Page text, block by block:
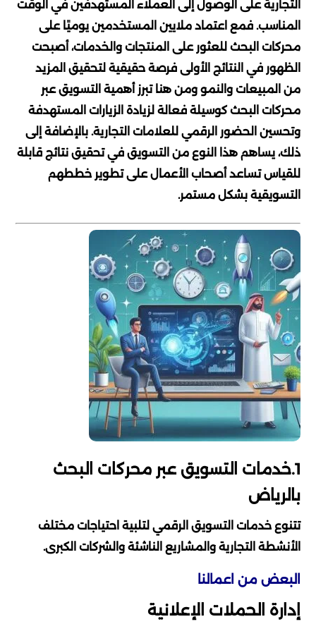
التجارية على الوصول إلى العملاء المستهدفين في الوقت
المناسب. فمع اعتماد ملايين المستخدمين يوميًا على
محركات البحث للعثور على المنتجات والخدمات، أصبحت
الظهور في النتائج الأولى فرصة حقيقية لتحقيق المزيد
من المبيعات والنمو ومن هنا تبرز أهمية التسويق عبر
محركات البحث كوسيلة فعالة لزيادة الزيارات المستهدفة
وتحسين الحضور الرقمي للعلامات التجارية. بالإضافة إلى
ذلك، يساهم هذا النوع من التسويق في تحقيق نتائج قابلة
للقياس تساعد أصحاب الأعمال على تطوير خططهم
التسويقية بشكل مستمر.
1.خدمات التسويق عبر محركات البحث
بالرياض
تتنوع خدمات التسويق الرقمي لتلبية احتياجات مختلف
الأنشطة التجارية والمشاريع الناشئة والشركات الكبرى.
البعض من اعمالنا
إدارة الحملات الإعلانية